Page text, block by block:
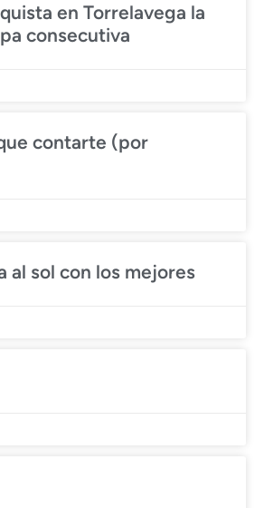
en Torrelavega la
consecutiva
contarte (por
al sol con los mejores